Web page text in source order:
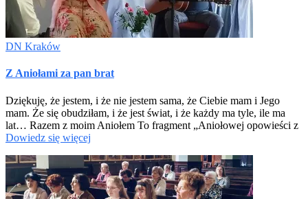
DN Kraków
Z Aniołami za pan brat
Dziękuję, że jestem, i że nie jestem sama, że Ciebie mam i Jego
mam. Że się obudziłam, i że jest świat, i że każdy ma tyle, ile ma
lat… Razem z moim Aniołem To fragment „Aniołowej opowieści z
Dowiedz się więcej